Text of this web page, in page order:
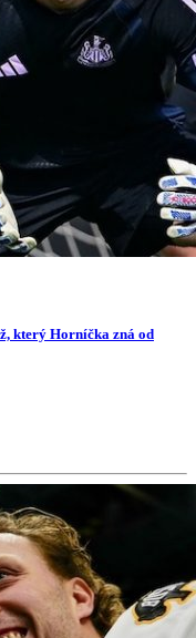
který Horníčka zná od